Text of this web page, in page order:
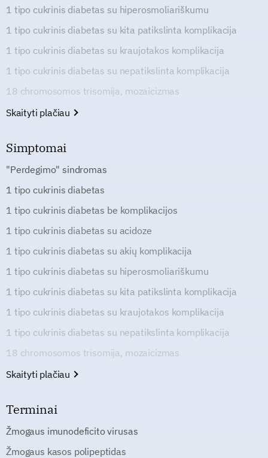
1 tipo cukrinis diabetas su hiperosmoliariškumu
1 tipo cukrinis diabetas su kita patikslinta komplikacija
1 tipo cukrinis diabetas su kraujotakos komplikacija
1 tipo cukrinis diabetas su nepatikslinta komplikacija
18 chromosomos trisomija, mozaicizmas
Skaityti plačiau
Simptomai
"Perdegimo" sindromas
1 tipo cukrinis diabetas
1 tipo cukrinis diabetas be komplikacijos
1 tipo cukrinis diabetas su acidoze
1 tipo cukrinis diabetas su akių komplikacija
1 tipo cukrinis diabetas su hiperosmoliariškumu
1 tipo cukrinis diabetas su kita patikslinta komplikacija
1 tipo cukrinis diabetas su kraujotakos komplikacija
1 tipo cukrinis diabetas su nepatikslinta komplikacija
18 chromosomos trisomija, mozaicizmas
Skaityti plačiau
Terminai
Žmogaus imunodeficito virusas
Žmogaus kasos polipeptidas